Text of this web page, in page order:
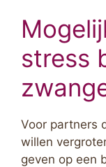
stress
Voor partners
willen
geven op een